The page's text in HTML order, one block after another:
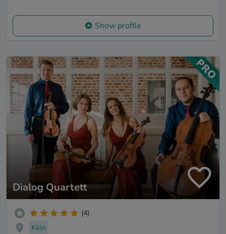
Show profile
Dialog Quartett
(4)
Köln